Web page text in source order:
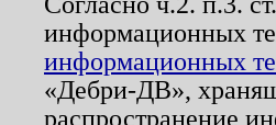
информационных
информационных
«Дебри-ДВ»,
распространение